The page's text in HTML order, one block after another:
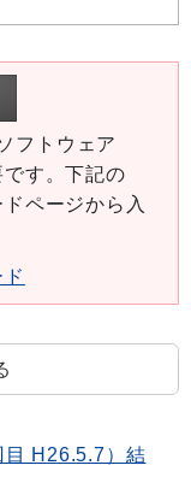
フトウェア
す。下記の
ページから入
目 H26.5.7）結